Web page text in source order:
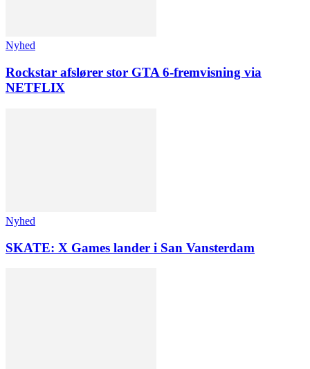
Nyhed
Rockstar afslører stor GTA 6-fremvisning via
NETFLIX
Nyhed
SKATE: X Games lander i San Vansterdam